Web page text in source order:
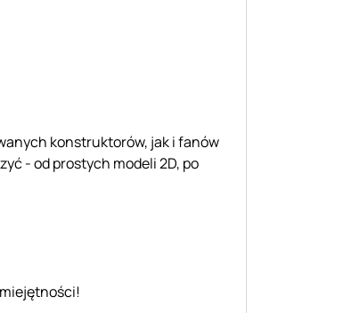
konstruktorów, jak i fanów
- od prostych modeli 2D, po